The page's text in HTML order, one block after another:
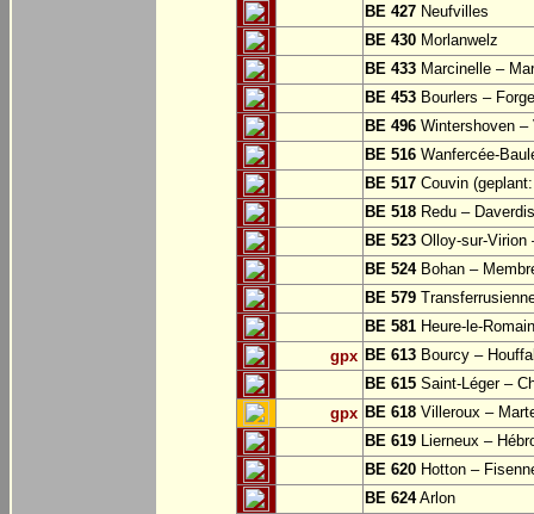
BE 427 Neufvilles
BE 430 Morlanwelz
BE 433 Marcinelle –
BE 453 Bourlers –
BE 496 Wintershoven –
BE 516 Wanfercée-
BE 517 Couvin
BE 518 Redu –
BE 523 Olloy-sur-Virion
BE 524Bohan –
BE 579
BE 581 Heure-le-
gpx BE 613 Bourcy –
BE 615 Saint-Léger –
gpx BE 618 Villeroux –
BE 619 Lierneux –
BE 620 Hotton –
BE 624Arlon